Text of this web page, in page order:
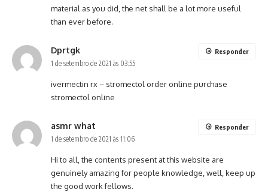
material as you did, the net shall be a lot more useful
than ever before.
Dprtgk
1 de setembro de 2021 às 03:55
ivermectin rx – stromectol order online purchase
stromectol online
Responder
asmr what
1 de setembro de 2021 às 11:06
Hi to all, the contents present at this website are
genuinely amazing for people knowledge, well, keep up
the good work fellows.
Responder